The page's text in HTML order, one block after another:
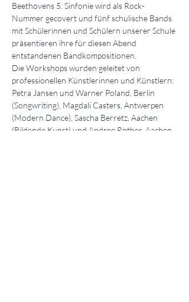
Beethovens 5. Sinfonie wird als Rock-
Nummer gecovert und fünf schulische Bands
mit Schülerinnen und Schülern unserer Schule
präsentieren ihre für diesen Abend
entstandenen Bandkompositionen.
Die Workshops wurden geleitet von
professionellen Künstlerinnen und Künstlern:
Petra Jansen und Warner Poland, Berlin
(Songwriting), Magdali Casters, Antwerpen
(Modern Dance), Sascha Berretz, Aachen
(Bildende Kunst) und Andree Rother, Aachen